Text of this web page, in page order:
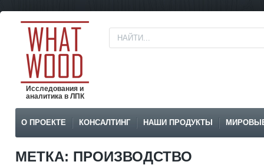
Исследования и
аналитика в ЛПК
О ПРОЕКТЕ КОНСАЛТИНГ НАШИ ПРОДУКТЫ
МЕТКА: ПРОИЗВОДСТВО